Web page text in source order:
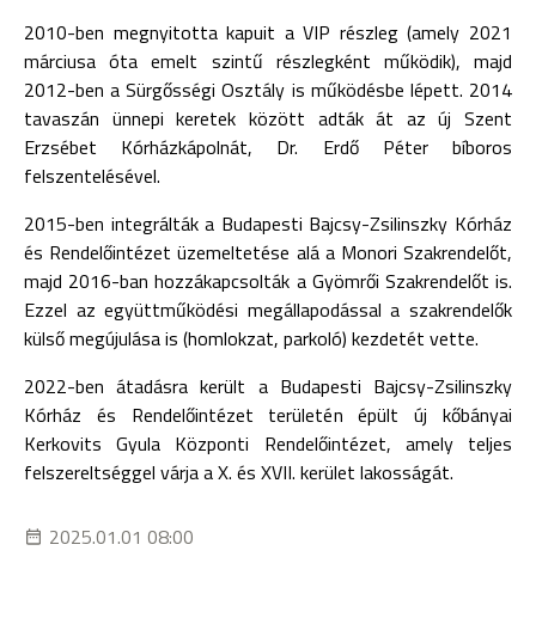
2010-ben megnyitotta kapuit a VIP részleg (amely 2021
márciusa óta emelt szintű részlegként működik), majd
2012-ben a Sürgősségi Osztály is működésbe lépett. 2014
tavaszán ünnepi keretek között adták át az új Szent
Erzsébet Kórházkápolnát, Dr. Erdő Péter bíboros
felszentelésével.
2015-ben integrálták a Budapesti Bajcsy-Zsilinszky Kórház
és Rendelőintézet üzemeltetése alá a Monori Szakrendelőt,
majd 2016-ban hozzákapcsolták a Gyömrői Szakrendelőt is.
Ezzel az együttműködési megállapodással a szakrendelők
külső megújulása is (homlokzat, parkoló) kezdetét vette.
2022-ben átadásra került a Budapesti Bajcsy-Zsilinszky
Kórház és Rendelőintézet területén épült új kőbányai
Kerkovits Gyula Központi Rendelőintézet, amely teljes
felszereltséggel várja a X. és XVII. kerület lakosságát.
2025.01.01 08:00